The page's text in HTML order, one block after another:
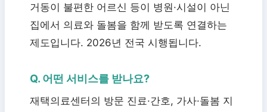
거동이 불편한 어르신 등이 병원·시설이 아닌
집에서 의료와 돌봄을 함께 받도록 연결하는
제도입니다. 2026년 전국 시행됩니다.
Q. 어떤 서비스를 받나요?
재택의료센터의 방문 진료·간호, 가사·돌봄 지